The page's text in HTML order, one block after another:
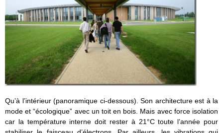
Qu’à l’intérieur (panoramique ci-dessous). Son architecture est à la
mode et “écologique” avec un toit en bois. Mais avec force isolation
car la température interne doit rester à 21°C toute l’année pour